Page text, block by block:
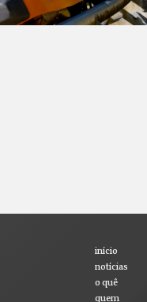
início
notícias
o quê
quem